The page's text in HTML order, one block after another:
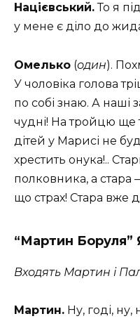
Націєвський.То я
у мене є діло до
Омелько (один).
У чоловіка голова
по собі знаю. А наші
чудні! На тройцю ще
дітей у Марисі не
хрестить онука!..
полковника, а стара
що страх! Стара вже
“Мартин Боруля”
Входять Мартин і
Мартин. Ну, годі, ну,